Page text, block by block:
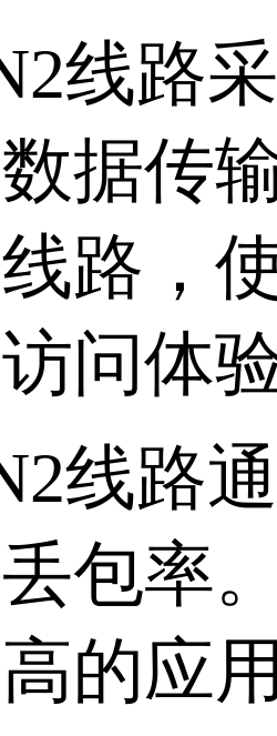
路采
据传
路，
问体
路通
包率
的应